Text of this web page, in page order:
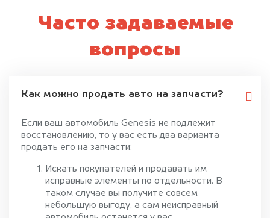
Часто задаваемые
вопросы
Как можно продать авто на запчасти?
Если ваш автомобиль Genesis не подлежит
восстановлению, то у вас есть два варианта
продать его на запчасти:
Искать покупателей и продавать им
исправные элементы по отдельности. В
таком случае вы получите совсем
небольшую выгоду, а сам неисправный